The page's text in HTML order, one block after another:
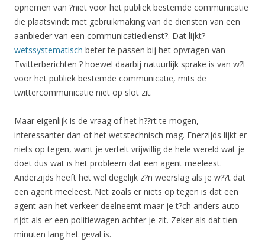
opnemen van ?niet voor het publiek bestemde communicatie
die plaatsvindt met gebruikmaking van de diensten van een
aanbieder van een communicatiedienst?. Dat lijkt?
wetssystematisch beter te passen bij het opvragen van
Twitterberichten ? hoewel daarbij natuurlijk sprake is van w?l
voor het publiek bestemde communicatie, mits de
twittercommunicatie niet op slot zit.
Maar eigenlijk is de vraag of het h??rt te mogen,
interessanter dan of het wetstechnisch mag. Enerzijds lijkt er
niets op tegen, want je vertelt vrijwillig de hele wereld wat je
doet dus wat is het probleem dat een agent meeleest.
Anderzijds heeft het wel degelijk z?n weerslag als je w??t dat
een agent meeleest. Net zoals er niets op tegen is dat een
agent aan het verkeer deelneemt maar je t?ch anders auto
rijdt als er een politiewagen achter je zit. Zeker als dat tien
minuten lang het geval is.